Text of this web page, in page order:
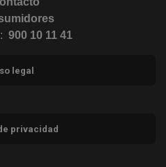
900 10 11 41
legal
privacidad